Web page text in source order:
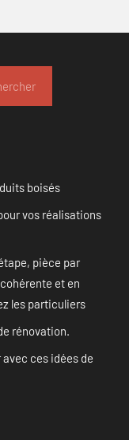
boisés
vos réalisations
pièce par
et en
les particuliers
rénovation.
ces idées de